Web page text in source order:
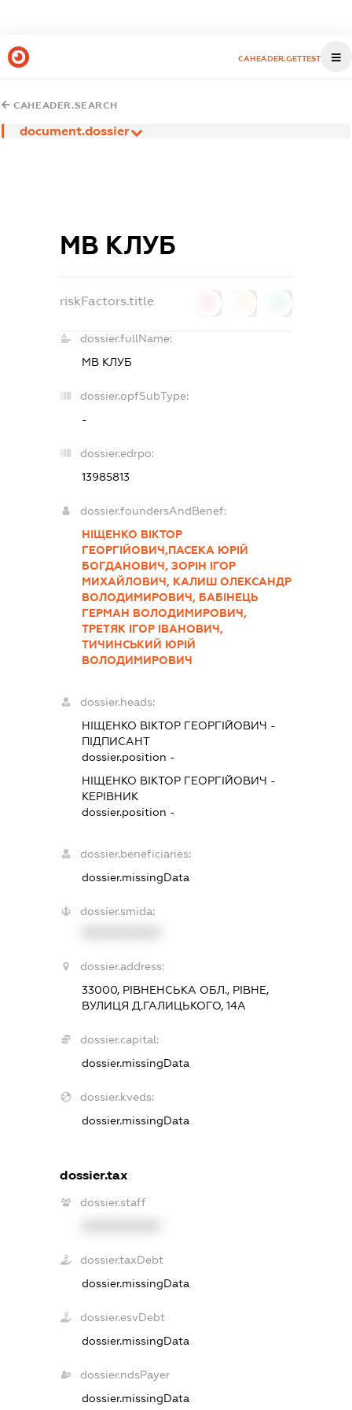
CAHEADER.GETTEST
CAHEADER.SEARCH
document.dossier
МВ КЛУБ
riskFactors.title
dossier.fullName:
МВ КЛУБ
dossier.opfSubType:
-
dossier.edrpo:
13985813
dossier.foundersAndBenef:
НІЩЕНКО ВІКТОР
ГЕОРГІЙОВИЧ,ПАСЕКА ЮРІЙ
БОГДАНОВИЧ, ЗОРІН ІГОР
МИХАЙЛОВИЧ, КАЛИШ ОЛЕКСАНДР
ВОЛОДИМИРОВИЧ, БАБІНЕЦЬ
ГЕРМАН ВОЛОДИМИРОВИЧ,
ТРЕТЯК ІГОР ІВАНОВИЧ,
ТИЧИНСЬКИЙ ЮРІЙ
ВОЛОДИМИРОВИЧ
dossier.heads:
НІЩЕНКО ВІКТОР ГЕОРГІЙОВИЧ -
ПІДПИСАНТ
dossier.position -
НІЩЕНКО ВІКТОР ГЕОРГІЙОВИЧ -
КЕРІВНИК
dossier.position -
dossier.beneficiaries:
dossier.missingData
dossier.smida:
dossier.address:
33000, РІВНЕНСЬКА ОБЛ., РІВНЕ,
ВУЛИЦЯ Д.ГАЛИЦЬКОГО, 14А
dossier.capital:
dossier.missingData
dossier.kveds:
dossier.missingData
dossier.tax
dossier.staff
dossier.taxDebt
dossier.missingData
dossier.esvDebt
dossier.missingData
dossier.ndsPayer
dossier.missingData